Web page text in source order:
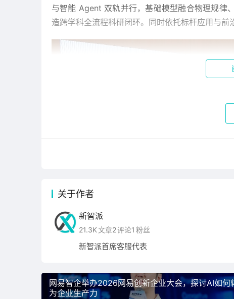
与智能 Agent 双轨并行，基础模型融合物理规律
造跨学科全流程科研闭环。同时依托标杆应用与前
关于作者
新智派
21.3K文章2评论1 粉丝
新智派首席客服代表
网易智企举办2026网易创新企业大会，探讨AI如何
为企业生产力